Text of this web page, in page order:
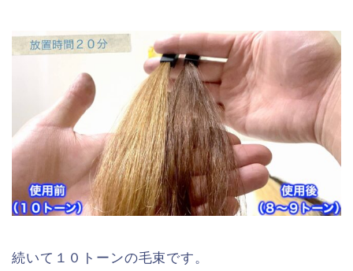
続いて１０トーンの毛束です。